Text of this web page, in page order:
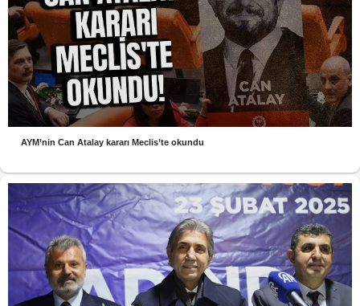
AYM’nin Can Atalay kararı Meclis’te okundu